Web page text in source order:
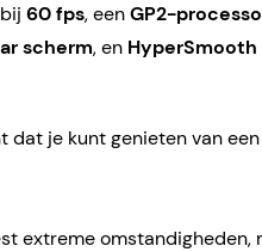
bij 60 fps, eenGP2-
scherm, en
dat je kunt genieten van
extreme